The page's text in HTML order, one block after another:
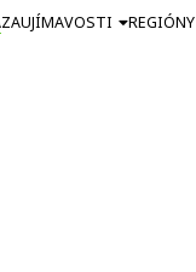
ZAUJÍMAVOSTI REGIÓNY